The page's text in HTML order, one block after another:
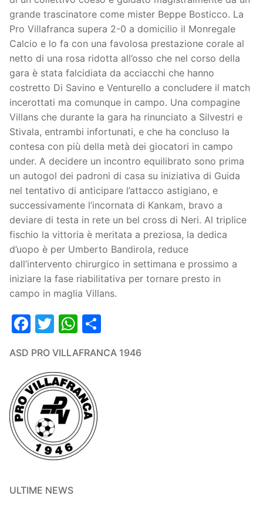
grande trascinatore come mister Beppe Bosticco. La
Pro Villafranca supera 2-0 a domicilio il Monregale
Calcio e lo fa con una favolosa prestazione corale al
netto di una rosa ridotta all’osso che nel corso della
gara è stata falcidiata da acciacchi che hanno
costretto Di Savino e Venturello a concludere il match
incerottati ma comunque in campo. Una compagine
Villans che durante la gara ha rinunciato a Silvestri e
Stivala, entrambi infortunati, e che ha concluso la
contesa con più della metà dei giocatori in campo
under. A decidere un incontro equilibrato sono prima
un autogol dei padroni di casa su iniziativa di Guida
nel tentativo di anticipare l’attacco astigiano, e
successivamente l’incornata di Kankam, bravo a
deviare di testa in rete un bel cross di Neri. Al triplice
fischio la vittoria è meritata a preziosa, la dedica
d’uopo è per Umberto Bandirola, reduce
dall’intervento chirurgico in settimana e prossimo a
iniziare la fase riabilitativa per tornare presto in
campo in maglia Villans.
Facebook
TwitterWhatsApp
ASD PRO VILLAFRANCA 1946
ULTIME NEWS